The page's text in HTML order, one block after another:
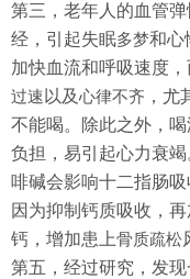
第三，老年人的血管
经，引起失眠多梦和心
加快血流和呼吸速度
过速 以及心律不齐 ，尤
不能喝。除此之外，
负担，易引起心力衰
啡碱会影响十二指肠
因为抑制钙质吸收，
钙，增加患上骨质疏松
第五，经过研究，发